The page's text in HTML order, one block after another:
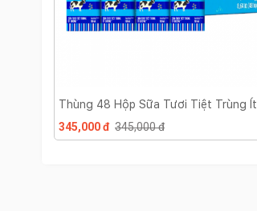
Thùng 48 Hộp Sữa Tươi Tiệt Trùng Ít
Đường Vinamilk 180ml
345,000 đ 345,000 đ